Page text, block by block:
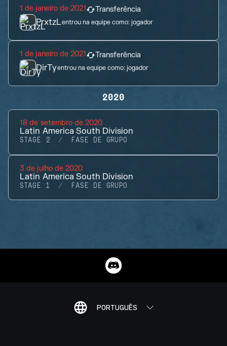
1 de janeiro de 2021 Transferência
PrxtzLentrou na equipe como:jogador
1 de janeiro de 2021 Transferência
DirTyentrou na equipe como:jogador
2020
18 de setembro de 2020
Latin America South Division
STAGE 2 FASE DE GRUPO
3 de julho de 2020
Latin America South Division
STAGE 1 FASE DE GRUPO
PORTUGUÊS